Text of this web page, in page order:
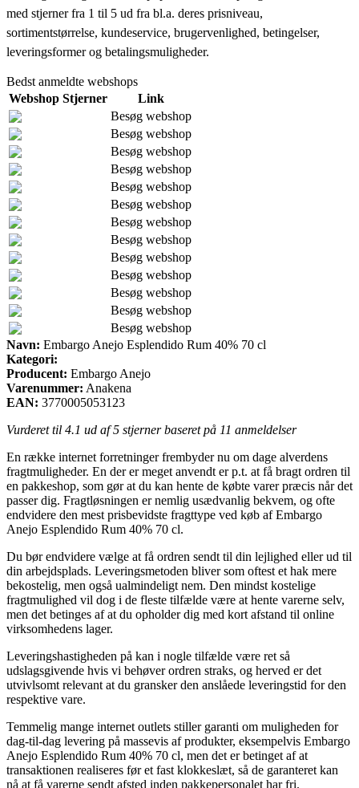
med stjerner fra 1 til 5 ud fra bl.a. deres prisniveau,
sortimentstørrelse, kundeservice, brugervenlighed, betingelser,
leveringsformer og betalingsmuligheder.
Bedst anmeldte webshops
Webshop Stjerner
Link
Besøg webshop
Besøg webshop
Besøg webshop
Besøg webshop
Besøg webshop
Besøg webshop
Besøg webshop
Besøg webshop
Besøg webshop
Besøg webshop
Besøg webshop
Besøg webshop
Besøg webshop
Navn: Embargo Anejo Esplendido Rum 40% 70 cl
Kategori:
Producent: Embargo Anejo
Varenummer: Anakena
EAN: 3770005053123
Vurderet til 4.1 ud af 5 stjerner baseret på 11 anmeldelser
En række internet forretninger frembyder nu om dage alverdens
fragtmuligheder. En der er meget anvendt er p.t. at få bragt ordren til
en pakkeshop, som gør at du kan hente de købte varer præcis når det
passer dig. Fragtløsningen er nemlig usædvanlig bekvem, og ofte
endvidere den mest prisbevidste fragttype ved køb af Embargo
Anejo Esplendido Rum 40% 70 cl.
Du bør endvidere vælge at få ordren sendt til din lejlighed eller ud til
din arbejdsplads. Leveringsmetoden bliver som oftest et hak mere
bekostelig, men også ualmindeligt nem. Den mindst kostelige
fragtmulighed vil dog i de fleste tilfælde være at hente varerne selv,
men det betinges af at du opholder dig med kort afstand til online
virksomhedens lager.
Leveringshastigheden på kan i nogle tilfælde være ret så
udslagsgivende hvis vi behøver ordren straks, og herved er det
utvivlsomt relevant at du gransker den anslåede leveringstid for den
respektive vare.
Temmelig mange internet outlets stiller garanti om muligheden for
dag-til-dag levering på massevis af produkter, eksempelvis Embargo
Anejo Esplendido Rum 40% 70 cl, men det er betinget af at
transaktionen realiseres før et fast klokkeslæt, så de garanteret kan
nå at få varerne sendt afsted inden pakkepersonalet har fri.